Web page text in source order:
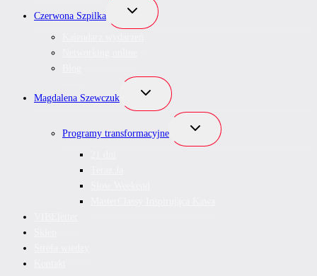
Czerwona Szpilka
Przełącz
podrzędne
Magdalena Szewczuk
Przełącz
podrzędne
Programy transformacyjne
Przełącz
podrzędne